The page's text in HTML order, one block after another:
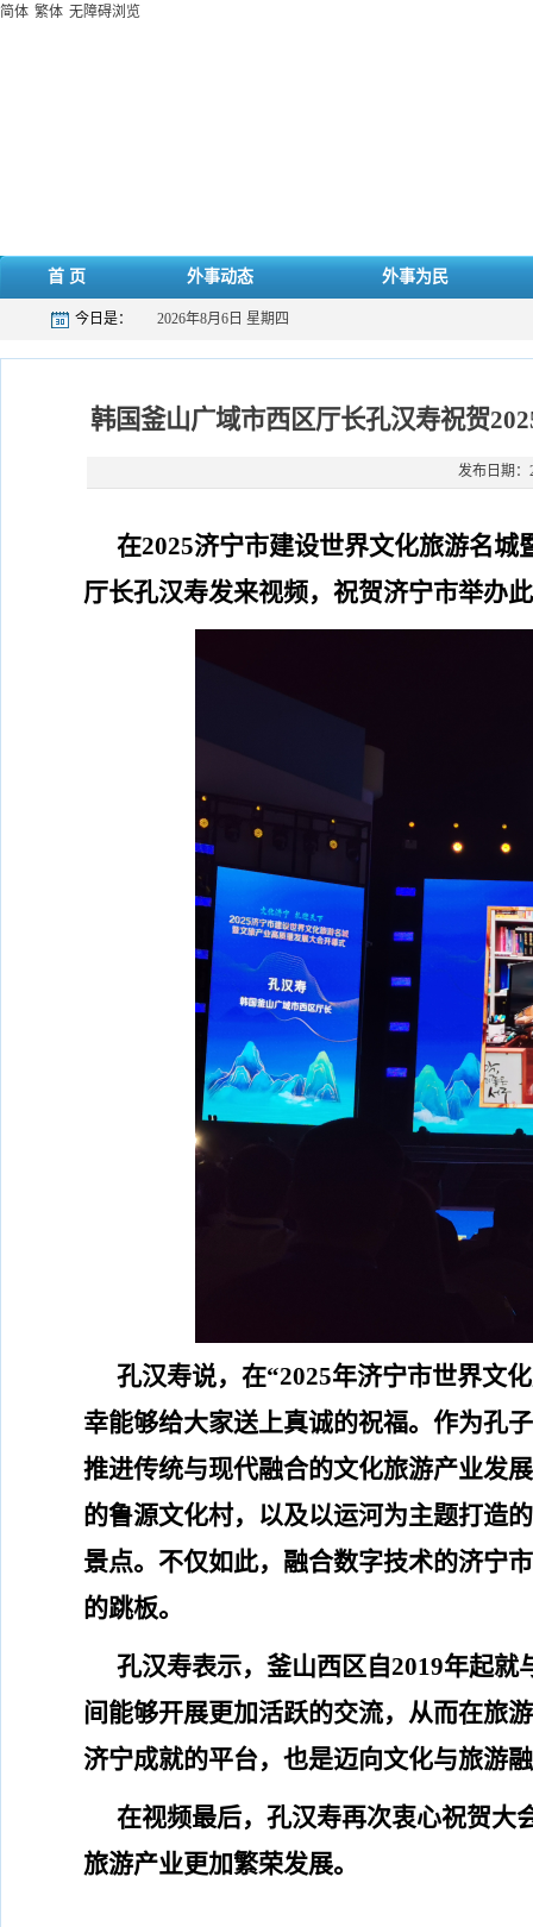
简体 繁体 无障碍浏览
首 页 外事动态 外事为民
今日是： 2026年8月6日 星期四
韩国釜山广域市西区厅长孔汉寿祝贺
发布日期：
在2025济宁市建设世界文化旅游名城
厅长孔汉寿发来视频，祝贺济宁市举办
孔汉寿说， 在“2025年济宁市世界文
幸能够给大家送上真诚的祝福。作为孔
推进传统与现代融合的文化旅游产业发
的鲁源文化村，以及以运河为主题打造
景点。不仅如此，融合数字技术的济宁
的跳板。
孔汉寿表示，釜山西区自2019年起就
间能够开展更加活跃的交流，从而在旅
济宁成就的平台，也是迈向文化与旅游
在视频最后，孔汉寿再次衷心祝贺大
旅游产业更加繁荣发展。